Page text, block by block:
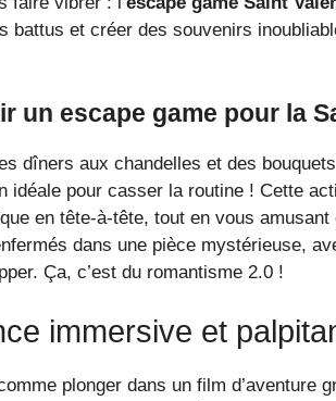
battus et créer des souvenirs
un escape game pour la
dîners aux chandelles et des bouquets
idéale pour casser la routine ! Cette
en tête-à-tête, tout en vous
dans une pièce mystérieuse,
Ça, c’est du romantisme 2.0 !
immersive et
plonger dans un film d’aventure